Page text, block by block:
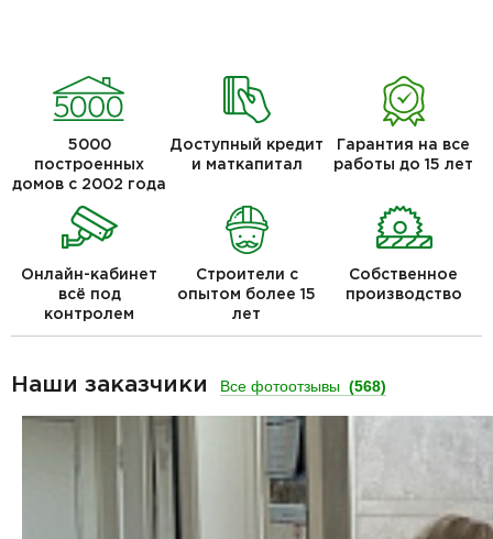
5000
построенных
домов с 2002 года
Доступный кредит
и маткапитал
Гарантия на все
работы до 15 лет
Онлайн-кабинет
всё под
контролем
Строители с
опытом более 15
лет
Собственное
производство
Наши заказчики Все фотоотзывы (568)